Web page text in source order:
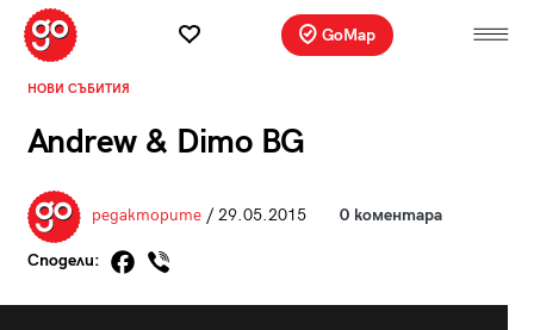
GoMap
НОВИ СЪБИТИЯ
Andrew & Dimo BG
редакторите/ 29.05.2015 0 коментара
Сподели: